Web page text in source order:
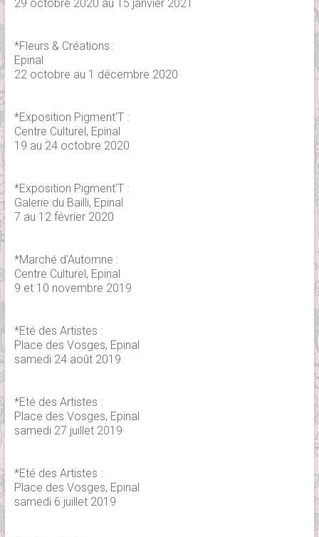
29 octobre 2020 au 15 janvier 2021
*Fleurs & Créations :
Epinal
22 octobre au 1 décembre 2020
*Exposition Pigment'T :
Centre Culturel, Epinal
19 au 24 octobre 2020
*Exposition Pigment'T :
Galerie du Bailli, Epinal
7 au 12 février 2020
*Marché d'Automne :
Centre Culturel, Epinal
9 et 10 novembre 2019
*Eté des Artistes :
Place des Vosges, Epinal
samedi 24 août 2019
*Eté des Artistes :
Place des Vosges, Epinal
samedi 27 juillet 2019
*Eté des Artistes :
Place des Vosges, Epinal
samedi 6 juillet 2019